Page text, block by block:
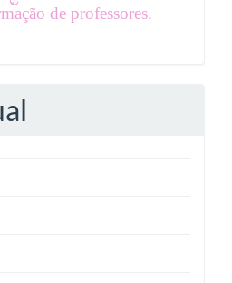
de professores.